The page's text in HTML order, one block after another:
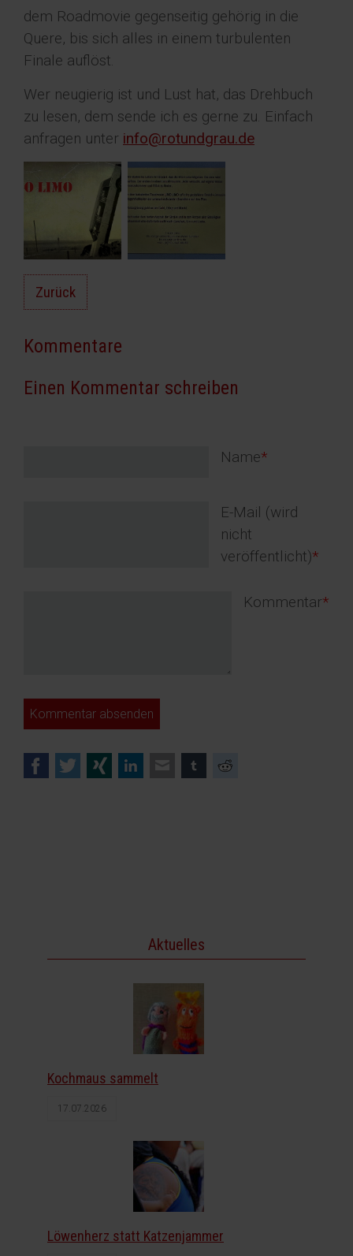
dem Roadmovie gegenseitig gehörig in die
Quere, bis sich alles in einem turbulenten
Finale auflöst.
Wer neugierig ist und Lust hat, das Drehbuch
zu lesen, dem sende ich es gerne zu. Einfach
anfragen unter info@rotundgrau.de
Zurück
Kommentare
Einen Kommentar schreiben
Pflichtfeld
Name*
Pflichtfeld
E-Mail (wird
nicht
veröffentlicht)*
Pflichtfeld
Kommentar*
Kommentar absenden
FacebookTwitterXing LinkedInE-mail tumblr
Aktuelles
Kochmaus sammelt
17.07.2026
Löwenherz statt Katzenjammer